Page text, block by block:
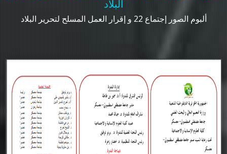
البلاد
ألبوم الصور إجتماع 22 و إقرار العمل المسلح لتحرير البلاد